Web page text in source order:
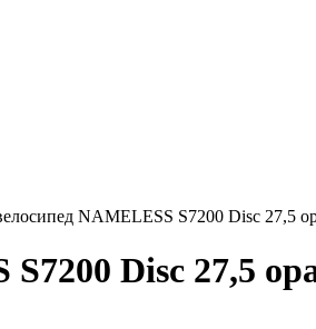
NAMELESS S7200 Disc 27,5
Disc 27,5